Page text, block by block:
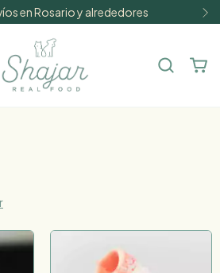
en Rosario y alrededores